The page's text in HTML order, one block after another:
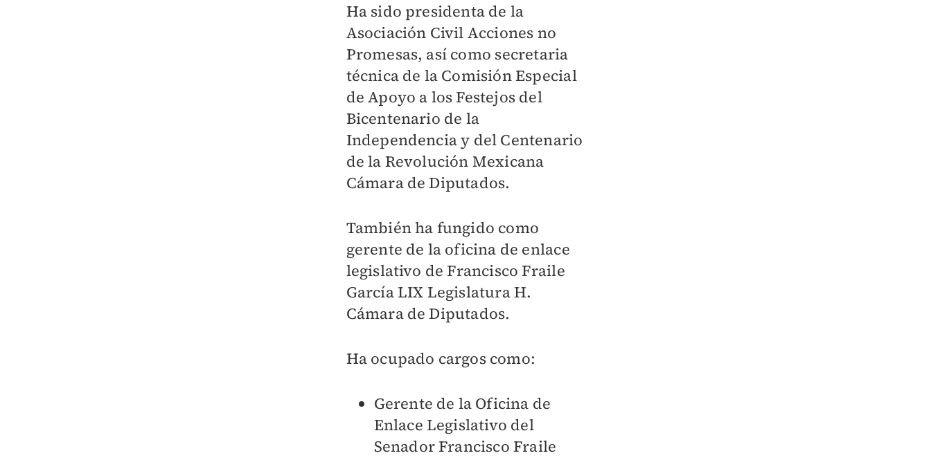
Ha sido presidenta de la
Asociación Civil Acciones no
Promesas, así como secretaria
técnica de la Comisión Especial
de Apoyo a los Festejos del
Bicentenario de la
Independencia y del Centenario
de la Revolución Mexicana
Cámara de Diputados.
También ha fungido como
gerente de la oficina de enlace
legislativo de Francisco Fraile
García LIX Legislatura H.
Cámara de Diputados.
Ha ocupado cargos como:
Gerente de la Oficina de
Enlace Legislativo del
Senador Francisco Fraile